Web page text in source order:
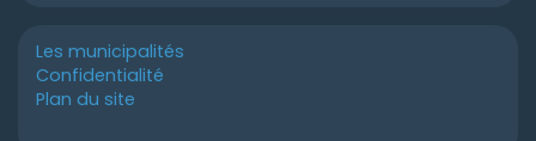
Les municipalités
Confidentialité
Plan du site